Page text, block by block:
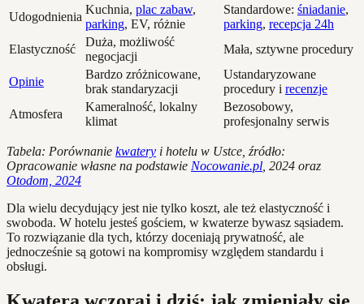
Udogodnienia
Kuchnia, plac zabaw,
parking, EV, różnie
Standardowe: śniadanie,
parking, recepcja 24h
Elastyczność
Duża, możliwość
negocjacji
Mała, sztywne procedury
Opinie
Bardzo zróżnicowane,
brak standaryzacji
Ustandaryzowane
procedury i recenzje
Atmosfera
Kameralność, lokalny
klimat
Bezosobowy,
profesjonalny serwis
Tabela: Porównanie kwatery i hotelu w Ustce, źródło:
Opracowanie własne na podstawie Nocowanie.pl , 2024 oraz
Otodom, 2024
Dla wielu decydujący jest nie tylko koszt, ale też elastyczność i
swoboda. W hotelu jesteś gościem, w kwaterze bywasz sąsiadem.
To rozwiązanie dla tych, którzy doceniają prywatność, ale
jednocześnie są gotowi na kompromisy względem standardu i
obsługi.